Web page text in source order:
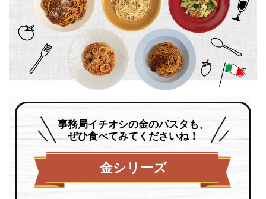
事務局イチオシの金のパスタも、
ぜひ食べてみてくださいね！
金シリーズ